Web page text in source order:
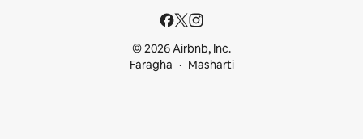
© 2026 Airbnb, Inc.
Faragha
Masharti